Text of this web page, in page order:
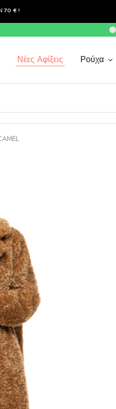
70 € !
Νέες Αφίξεις Ρούχα